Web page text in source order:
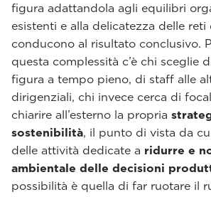
figura adattandola agli equilibri
esistenti e alla delicatezza delle
conducono al risultato conclusivo.
questa complessità c’è chi sceglie
figura a tempo pieno, di staff alle
dirigenziali, chi invece cerca di
chiarire all’esterno la propria
sostenibilità, il punto di vista da
delle attività dedicate a ridurre e
ambientale delle decisioni
possibilità è quella di far ruotare il